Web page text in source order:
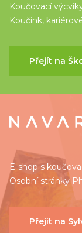
Koučovací
Koučink,
Přejít na
E-shop s
Osobní stránky
Přejít na